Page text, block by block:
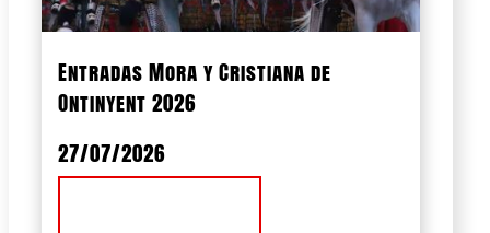
Entradas Mora y Cristiana de
Ontinyent 2026
27/07/2026